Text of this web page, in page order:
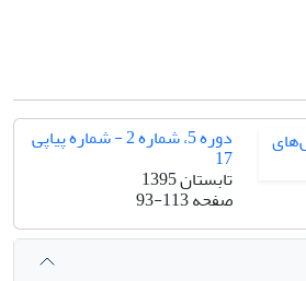
دوره 5، شماره 2 - شماره پیاپی
17
تابستان 1395
صفحه93-113